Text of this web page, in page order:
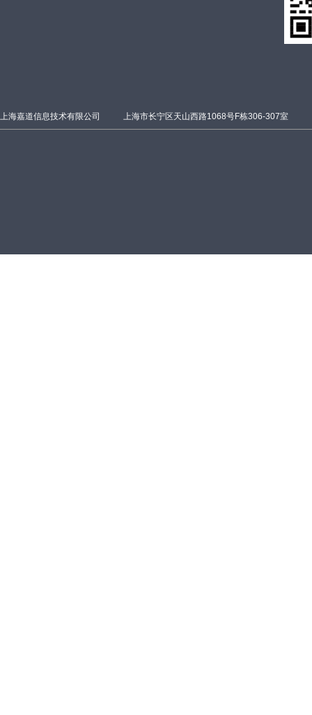
上海嘉道信息技术有限公司 上海市长宁区天山西路1068号F栋306-307室